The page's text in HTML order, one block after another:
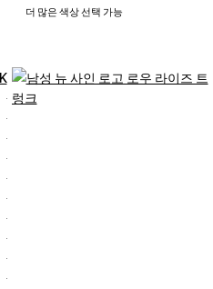
더 많은 색상 선택 가능